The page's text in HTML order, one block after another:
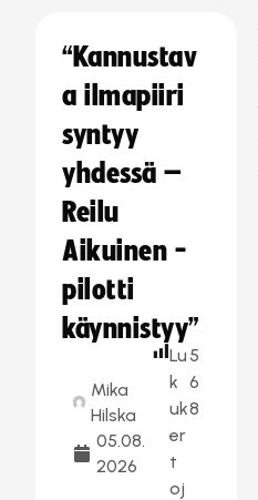
“Kannustav
a ilmapiiri
syntyy
yhdessä –
Reilu
Aikuinen -
pilotti
käynnistyy”
Mika
Hilska
05.08.
2026
Lu
k
uk
er
t
oj
5
6
8